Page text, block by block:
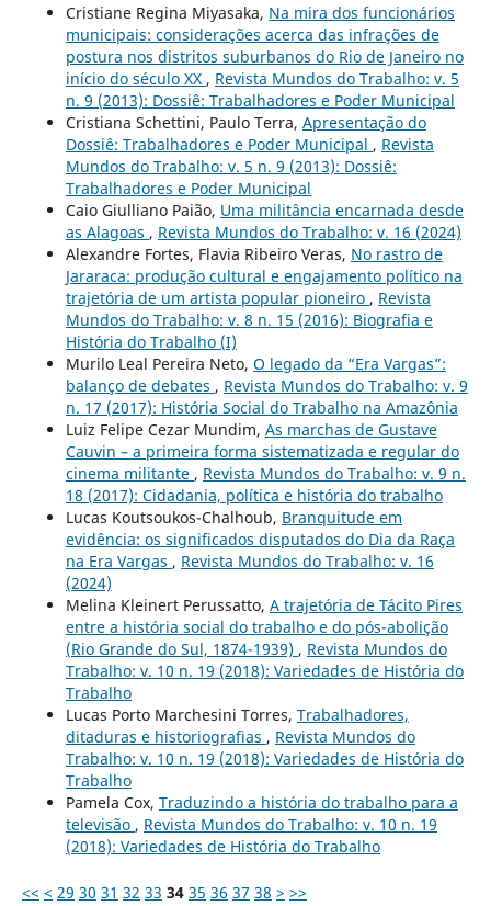
Cristiane Regina Miyasaka, Na mira dos funcionários
municipais: considerações acerca das infrações de
postura nos distritos suburbanos do Rio de Janeiro no
início do século XX , Revista Mundos do Trabalho: v. 5
n. 9 (2013): Dossiê: Trabalhadores e Poder Municipal
Cristiana Schettini, Paulo Terra, Apresentação do
Dossiê: Trabalhadores e Poder Municipal , Revista
Mundos do Trabalho: v. 5 n. 9 (2013): Dossiê:
Trabalhadores e Poder Municipal
Caio Giulliano Paião, Uma militância encarnada desde
as Alagoas , Revista Mundos do Trabalho: v. 16 (2024)
Alexandre Fortes, Flavia Ribeiro Veras, No rastro de
Jararaca: produção cultural e engajamento político na
trajetória de um artista popular pioneiro , Revista
Mundos do Trabalho: v. 8 n. 15 (2016): Biografia e
História do Trabalho (I)
Murilo Leal Pereira Neto, O legado da “Era Vargas”:
balanço de debates , Revista Mundos do Trabalho: v. 9
n. 17 (2017): História Social do Trabalho na Amazônia
Luiz Felipe Cezar Mundim, As marchas de Gustave
Cauvin – a primeira forma sistematizada e regular do
cinema militante , Revista Mundos do Trabalho: v. 9 n.
18 (2017): Cidadania, política e história do trabalho
Lucas Koutsoukos-Chalhoub, Branquitude em
evidência: os significados disputados do Dia da Raça
na Era Vargas , Revista Mundos do Trabalho: v. 16
(2024)
Melina Kleinert Perussatto, A trajetória de Tácito Pires
entre a história social do trabalho e do pós-abolição
(Rio Grande do Sul, 1874-1939) , Revista Mundos do
Trabalho: v. 10 n. 19 (2018): Variedades de História do
Trabalho
Lucas Porto Marchesini Torres, Trabalhadores,
ditaduras e historiografias , Revista Mundos do
Trabalho: v. 10 n. 19 (2018): Variedades de História do
Trabalho
Pamela Cox, Traduzindo a história do trabalho para a
televisão , Revista Mundos do Trabalho: v. 10 n. 19
(2018): Variedades de História do Trabalho
<< < 29 30 31 32 33 34 35 36 37 38 > >>